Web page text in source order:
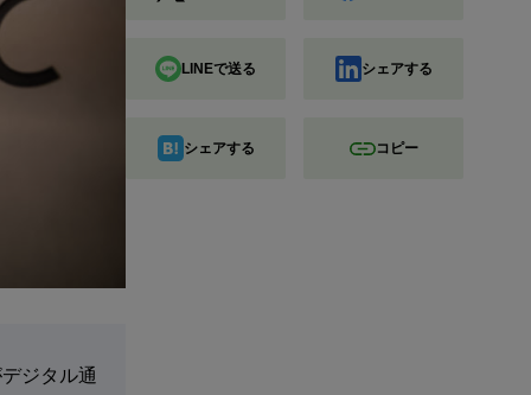
ジタル通
LINEで送る シェアする
シェアする コピー